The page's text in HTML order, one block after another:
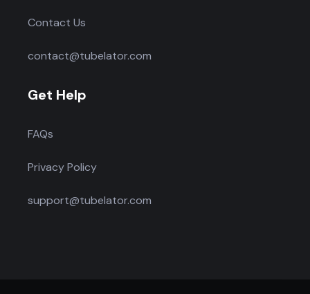
Contact Us
contact@tubelator.com
Get Help
FAQs
Privacy Policy
support@tubelator.com